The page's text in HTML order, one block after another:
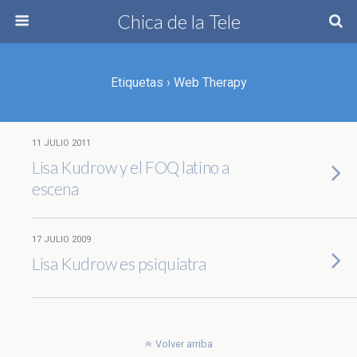
Chica de la Tele
Etiquetas › Web Therapy
11 JULIO 2011
Lisa Kudrow y el FOQ latino a
escena
17 JULIO 2009
Lisa Kudrow es psiquiatra
Volver arriba